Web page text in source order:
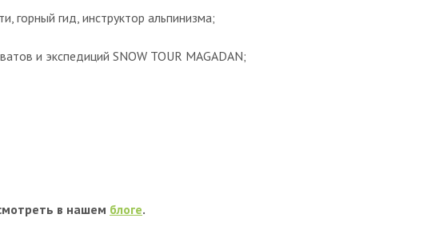
горный гид, инструктор альпинизма;
и экспедиций SNOW TOUR MAGADAN;
в нашем блоге.